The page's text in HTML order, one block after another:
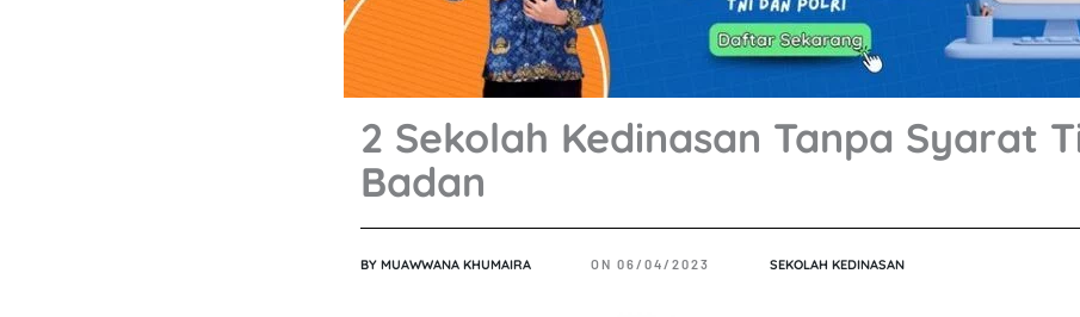
2 Sekolah Kedinasan Tanpa Syarat
Badan
BY MUAWWANA KHUMAIRA ON 06/04/2023 SEKOLAH KEDINASAN